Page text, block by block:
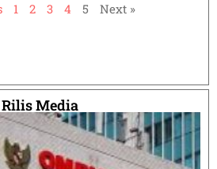
1 2 3 4 5 Next »
Rilis Media